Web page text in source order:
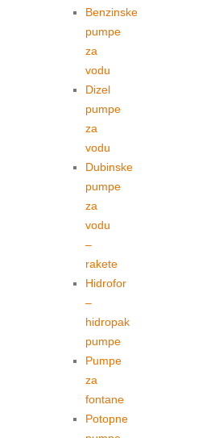
Benzinske
pumpe
za
vodu
Dizel
pumpe
za
vodu
Dubinske
pumpe
za
vodu
–
rakete
Hidrofor
–
hidropak
pumpe
Pumpe
za
fontane
Potopne